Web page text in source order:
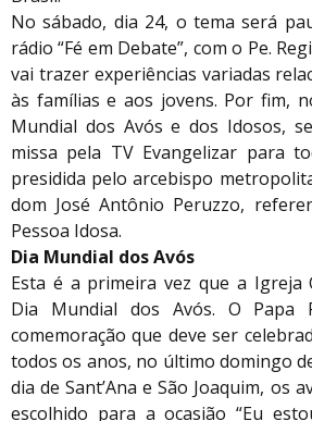
No sábado, dia 24, o tema será
rádio “Fé em Debate”, com o Pe.
vai trazer experiências variadas
às famílias e aos jovens. Por fim,
Mundial dos Avós e dos Idosos,
missa pela TV Evangelizar para
presidida pelo arcebispo
dom José Antônio Peruzzo,
Pessoa Idosa.
Dia Mundial dos Avós
Esta é a primeira vez que a Igreja
Dia Mundial dos Avós. O Papa
comemoração que deve ser
todos os anos, no último domingo
dia de Sant’Ana e São Joaquim, os
escolhido para a ocasião “Eu